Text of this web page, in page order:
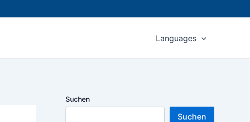
Languages
Suchen
Suchen